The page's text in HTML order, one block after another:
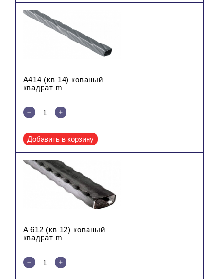
A414 (кв 14) кованый
квадрат m
Добавить в корзину
A 612 (кв 12) кованый
квадрат m